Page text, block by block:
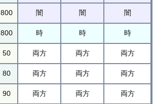
800 闇 闇 闇
800 時 時 時
50 両方 両方 両方
80 両方 両方 両方
90 両方 両方 両方